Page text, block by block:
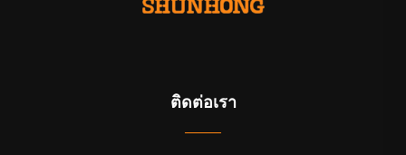
ติดต่อเรา